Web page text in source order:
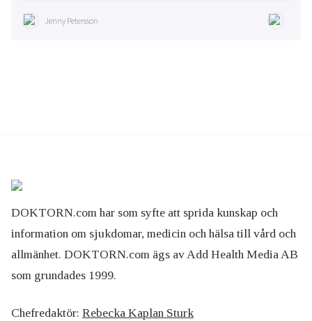
Jenny Petersson
DOKTORN.com har som syfte att sprida kunskap och
information om sjukdomar, medicin och hälsa till vård och
allmänhet. DOKTORN.com ägs av Add Health Media AB
som grundades 1999.
Chefredaktör: Rebecka Kaplan Sturk